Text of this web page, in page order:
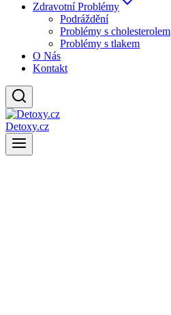
Zdravotní Problémy
Podráždění
Problémy s cholesterolem
Problémy s tlakem
O Nás
Kontakt
Detoxy.cz